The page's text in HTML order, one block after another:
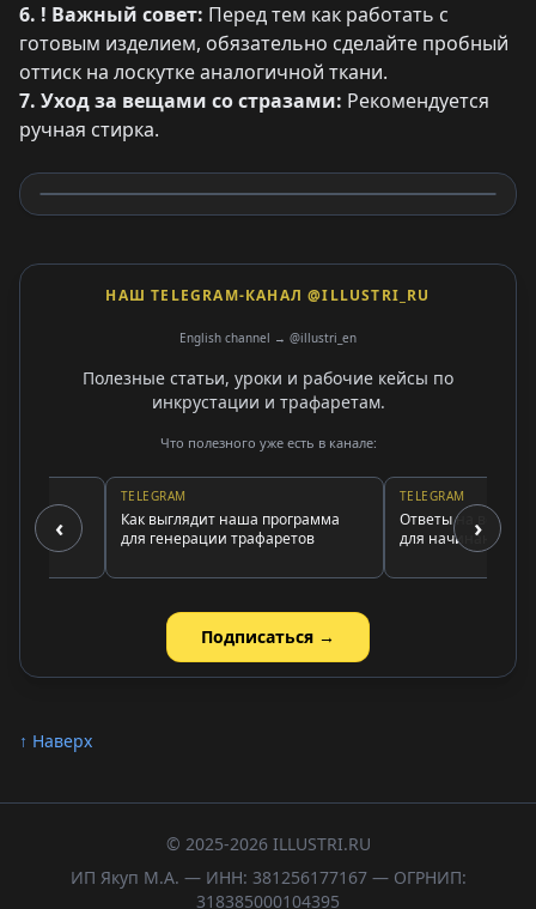
6. ! Важный совет: Перед тем как работать с
готовым изделием, обязательно сделайте пробный
оттиск на лоскутке аналогичной ткани.
7. Уход за вещами со стразами: Рекомендуется
ручная стирка.
НАШ TELEGRAM-КАНАЛ @ILLUSTRI_RU
English channel → @illustri_en
Полезные статьи, уроки и рабочие кейсы по
инкрустации и трафаретам.
Что полезного уже есть в канале:
‹
TELEGRAM
Как выглядит наша программа
для генерации трафаретов
TELEGRAM
Ответы на все
для начинающих
›
Подписаться →
↑ Наверх
© 2025-2026 ILLUSTRI.RU
ИП Якуп М.А. — ИНН: 381256177167 — ОГРНИП:
318385000104395